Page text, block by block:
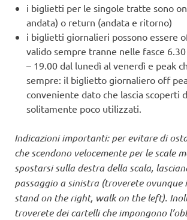
i biglietti per le singole tratte sono
andata) o return (andata e ritorno)
i biglietti giornalieri possono essere
valido sempre tranne nelle fasce
– 19.00 dal lunedì al venerdì e peak
sempre: il biglietto giornaliero off
conveniente dato che lascia scoperti
solitamente poco utilizzati.
Indicazioni importanti: per evitare di
che scendono velocemente per le scale
spostarsi sulla destra della scala,
passaggio a sinistra (troverete
stand on the right, walk on the left).
troverete dei cartelli che impongono